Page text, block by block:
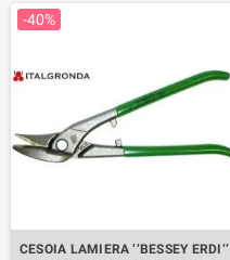
-40%
CESOIA LAMIERA ’’BESSEY ERDI’’